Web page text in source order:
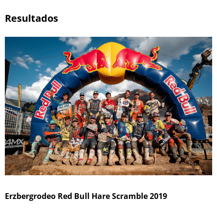
Resultados
Erzbergrodeo Red Bull Hare Scramble 2019